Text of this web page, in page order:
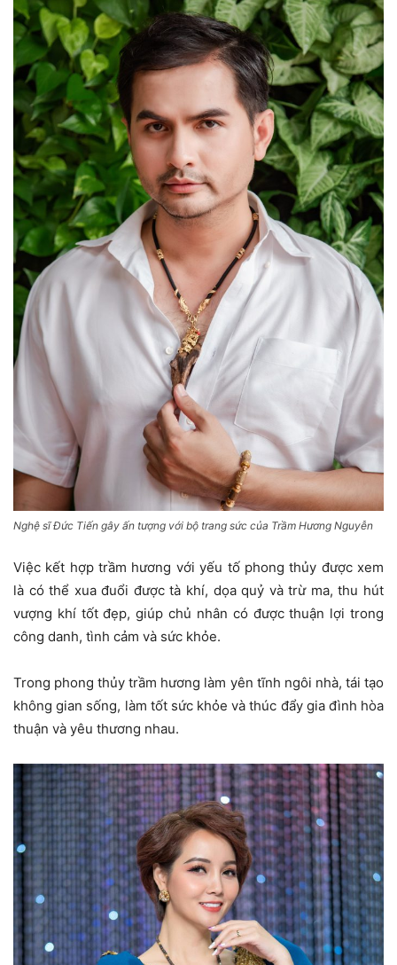
Nghệ sĩ Đức Tiến gây ấn tượng với bộ trang sức của Trầm Hương Nguyễn
Việc kết hợp trầm hương với yếu tố phong thủy được xem
là có thể xua đuổi được tà khí, dọa quỷ và trừ ma, thu hút
vượng khí tốt đẹp, giúp chủ nhân có được thuận lợi trong
công danh, tình cảm và sức khỏe.
Trong phong thủy trầm hương làm yên tĩnh ngôi nhà, tái tạo
không gian sống, làm tốt sức khỏe và thúc đẩy gia đình hòa
thuận và yêu thương nhau.